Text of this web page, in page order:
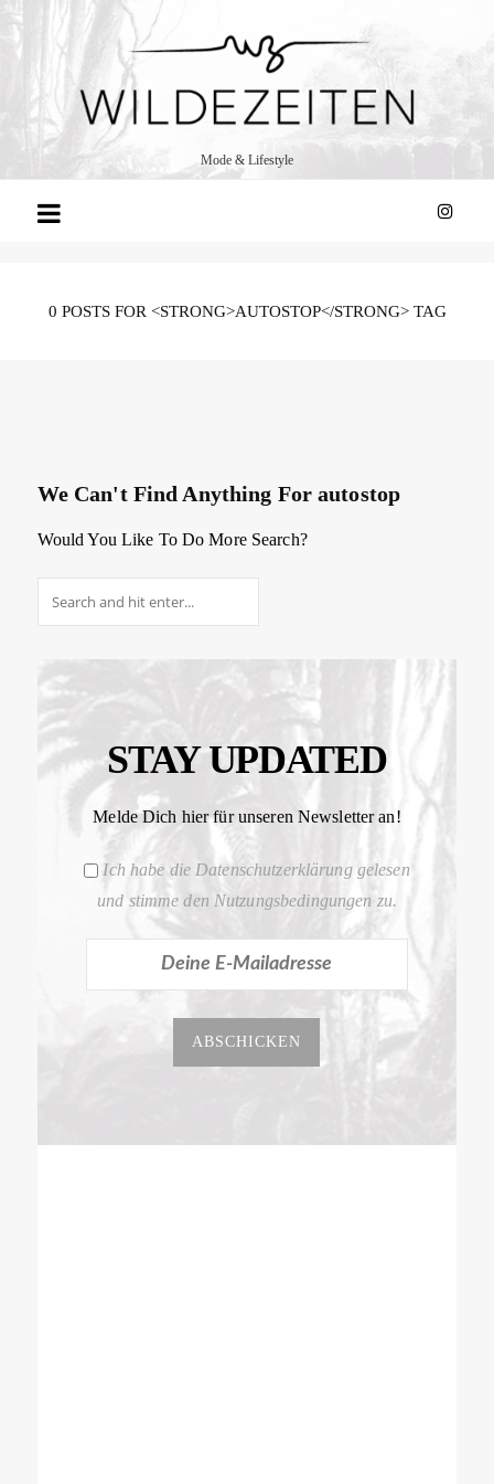
WILDE
ZEITEN
Mode & Lifestyle
0 POSTS FOR <STRONG>AUTOSTOP</STRONG> TAG
We Can't Find Anything Forautostop
Would You Like To Do More Search?
STAY UPDATED
Melde Dich hier für unseren Newsletter an!
Ich habe die Datenschutzerklärung gelesen
und stimme den Nutzungsbedingungen zu.